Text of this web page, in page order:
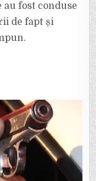
fost conduse
de fapt și